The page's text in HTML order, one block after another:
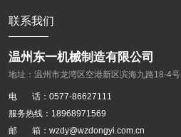
联系我们
温州东一机械制造有限公司
地址：温州市龙湾区空港新区滨海九路18-4号
电 话：0577-86627111
服务热线：18968971569
邮 箱：wzdy@wzdongyi.com.cn